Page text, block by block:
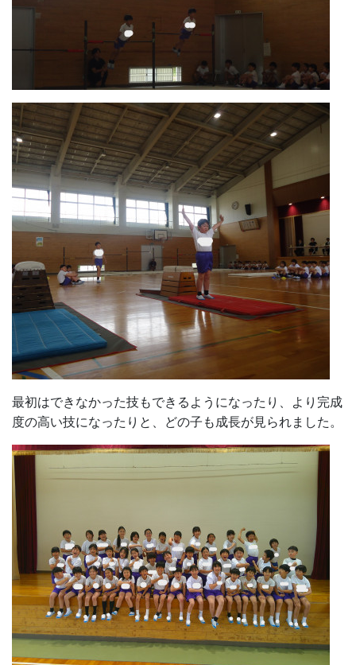
最初はできなかった技もできるようになったり、より完成
度の高い技になったりと、どの子も成長が見られました。